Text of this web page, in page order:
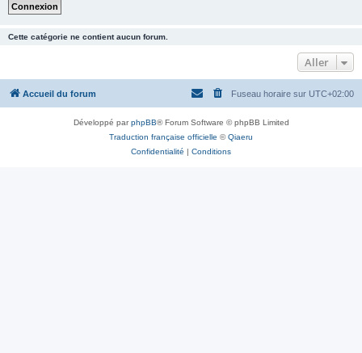
Cette catégorie ne contient aucun forum.
Aller
Accueil du forum Fuseau horaire sur UTC+02:00
Développé parphpBB® Forum Software © phpBB Limited
Traduction française officielle ©Qiaeru
Confidentialité | Conditions